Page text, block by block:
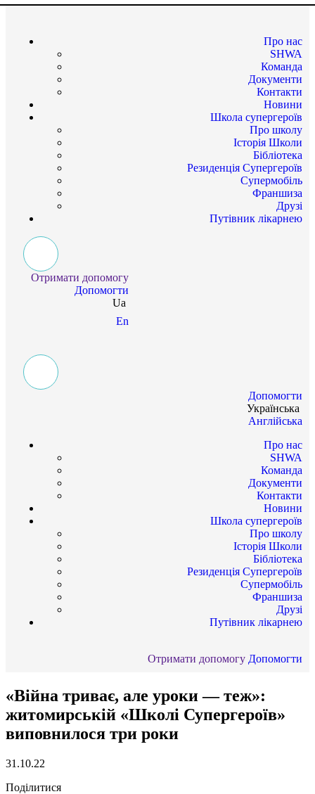
Про нас
SHWA
Команда
Документи
Контакти
Новини
Школа супергероїв
Про школу
Історія Школи
Бібліотека
Резиденція Супергероїв
Супермобіль
Франшиза
Друзі
Путівник лікарнею
Отримати допомогу
Допомогти
Ua
En
Допомогти
Українська
Англійська
Про нас
SHWA
Команда
Документи
Контакти
Новини
Школа супергероїв
Про школу
Історія Школи
Бібліотека
Резиденція Супергероїв
Супермобіль
Франшиза
Друзі
Путівник лікарнею
Отримати допомогу Допомогти
«Війна триває, але уроки — теж»:
житомирській «Школі Супергероїв»
виповнилося три роки
31.10.22
Поділитися